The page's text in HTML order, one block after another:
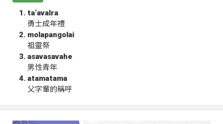
ta‘avalra
勇士成年禮
molapangolai
祖靈祭
asavasavahe
男性青年
atamatama
父字輩的稱呼